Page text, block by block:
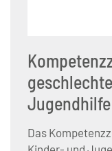
Das